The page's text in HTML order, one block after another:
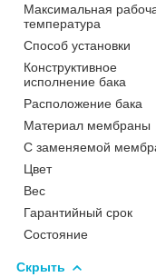
Максимальная
температура
Способ установки
Конструктивное
исполнение бака
Расположение бака
Материал мембраны
С заменяемой
Цвет
Вес
Гарантийный срок
Состояние
Скрыть